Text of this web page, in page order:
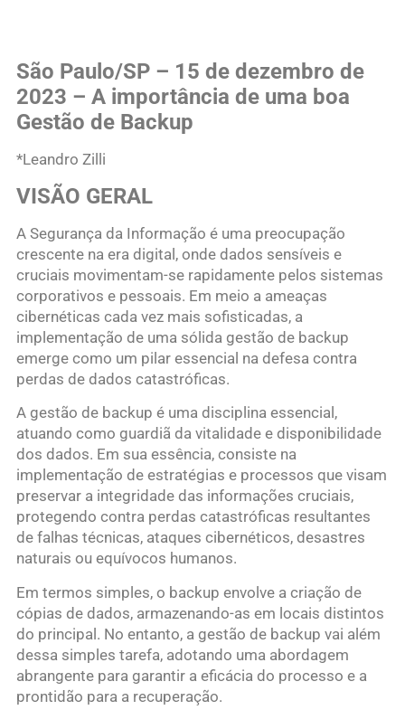
São Paulo/SP – 15 de dezembro de
2023 – A importância de uma boa
Gestão de Backup
*Leandro Zilli
VISÃO GERAL
A Segurança da Informação é uma preocupação
crescente na era digital, onde dados sensíveis e
cruciais movimentam-se rapidamente pelos sistemas
corporativos e pessoais. Em meio a ameaças
cibernéticas cada vez mais sofisticadas, a
implementação de uma sólida gestão de backup
emerge como um pilar essencial na defesa contra
perdas de dados catastróficas.
A gestão de backup é uma disciplina essencial,
atuando como guardiã da vitalidade e disponibilidade
dos dados. Em sua essência, consiste na
implementação de estratégias e processos que visam
preservar a integridade das informações cruciais,
protegendo contra perdas catastróficas resultantes
de falhas técnicas, ataques cibernéticos, desastres
naturais ou equívocos humanos.
Em termos simples, o backup envolve a criação de
cópias de dados, armazenando-as em locais distintos
do principal. No entanto, a gestão de backup vai além
dessa simples tarefa, adotando uma abordagem
abrangente para garantir a eficácia do processo e a
prontidão para a recuperação.